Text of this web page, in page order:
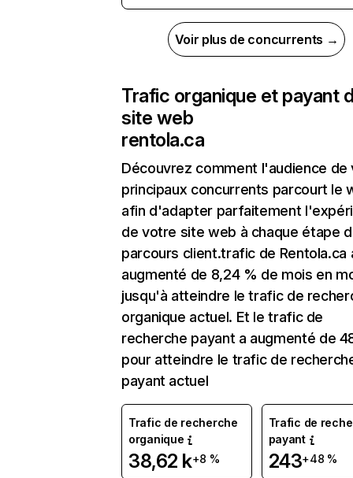
Voir plus de concurrents →
Trafic organique et payant
site web
rentola.ca
Découvrez comment l'audience de
principaux concurrents parcourt le
afin d'adapter parfaitement
de votre site web à chaque étape
parcours client.trafic de Rentola.ca
augmenté de 8,24 % de mois en
jusqu'à atteindre le trafic de
organique actuel. Et le trafic de
recherche payant a augmenté de
pour atteindre le trafic de
payant actuel
Trafic de recherche
organique
38,62 k+8 %
Trafic de
payant
243+48 %